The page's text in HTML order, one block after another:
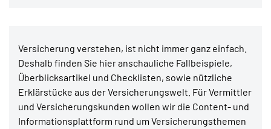
Versicherung verstehen, ist nicht immer ganz einfach.
Deshalb finden Sie hier anschauliche Fallbeispiele,
Überblicksartikel und Checklisten, sowie nützliche
Erklärstücke aus der Versicherungswelt. Für Vermittler
und Versicherungskunden wollen wir die Content- und
Informationsplattform rund um Versicherungsthemen